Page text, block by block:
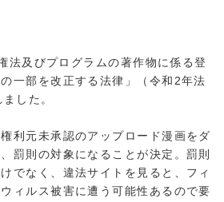
法及びプログラムの著作物に係る登
一部を改正する法律」（令和2年法
した。
利元未承認のアップロード漫画をダ
罰則の対象になることが決定。罰則
でなく、違法サイトを見ると、フィ
ィルス被害に遭う可能性あるので要